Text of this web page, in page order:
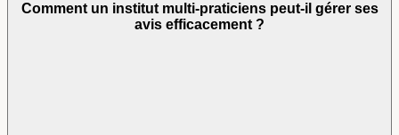
Comment un institut multi-praticiens peut-il gérer ses
avis efficacement ?